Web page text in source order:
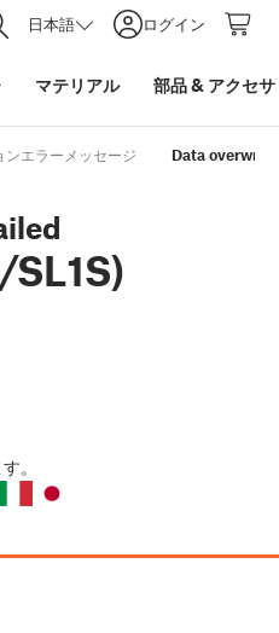
日本語 ログイン
マテリアル 部品& アクセ
ンエラーメッセージ Data
。